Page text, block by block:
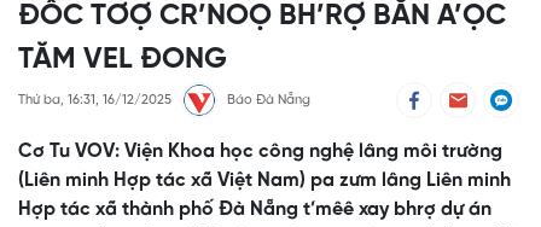
ĐỐC TƠỢ CR’NOỌ BH’RỢ BĂN A’ỌC
TĂM VEL ĐONG
Thứ ba, 16:31, 16/12/2025 Báo Đà Nẵng
Cơ Tu VOV: Viện Khoa học công nghệ lâng môi trường
(Liên minh Hợp tác xã Việt Nam) pa zưm lâng Liên minh
Hợp tác xã thành phố Đà Nẵng t’mêê xay bhrợ dự án